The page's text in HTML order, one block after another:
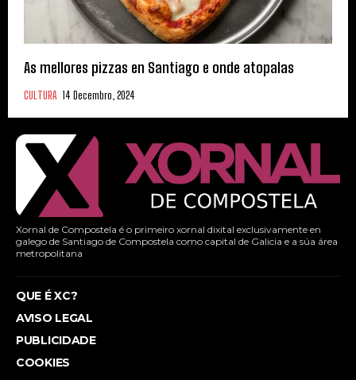
As mellores pizzas en Santiago e onde atopalas
CULTURA 14 Decembro, 2024
Xornal de Compostela é o primeiro xornal dixital exclusivamente en
galego de Santiago de Compostela como capital de Galicia e a súa área
metropolitana
QUE É XC?
AVISO LEGAL
PUBLICIDADE
COOKIES